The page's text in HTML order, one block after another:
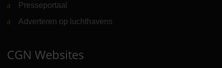
Presseportaal
Adverteren op luchthavens
CGN Websites